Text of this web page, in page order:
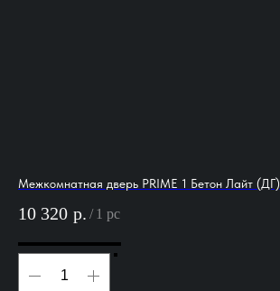
Межкомнатная дверь PRIME 1 Бетон Лайт (ДГ)
10 320 р. / 1 pc